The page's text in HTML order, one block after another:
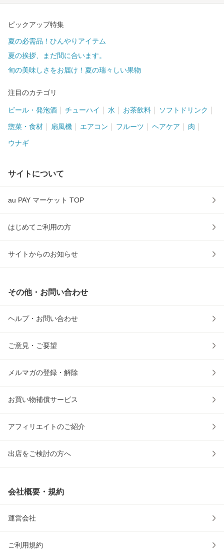
ピックアップ特集
夏の必需品！ひんやりアイテム
夏の挨拶、まだ間に合います。
旬の美味しさをお届け！夏の瑞々しい果物
注目のカテゴリ
ビール・発泡酒 チューハイ 水 お茶飲料 ソフトドリンク
惣菜・食材 扇風機 エアコン フルーツ ヘアケア 肉
ウナギ
サイトについて
au PAY マーケット TOP
はじめてご利用の方
サイトからのお知らせ
その他・お問い合わせ
ヘルプ・お問い合わせ
ご意見・ご要望
メルマガの登録・解除
お買い物補償サービス
アフィリエイトのご紹介
出店をご検討の方へ
会社概要・規約
運営会社
ご利用規約